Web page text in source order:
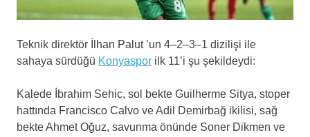
Teknik direktör İlhan Palut ’un 4–2–3–1 dizilişi ile
sahaya sürdüğü Konyaspor ilk 11’i şu şekildeydi:
Kalede İbrahim Sehic, sol bekte Guilherme Sitya, stoper
hattında Francisco Calvo ve Adil Demirbağ ikilisi, sağ
bekte Ahmet Oğuz, savunma önünde Soner Dikmen ve